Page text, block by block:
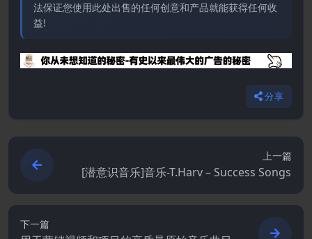
法保证您使用此处出售的任何创意和产品就能获得任何收
益!
分享
上一篇
[潜意识音乐]音乐-T.Harv – Success Songs
下一篇